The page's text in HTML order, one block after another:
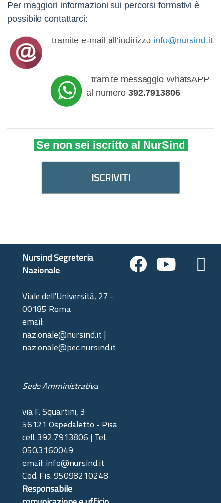
Per maggiori informazioni sui percorsi formativi è
possibile contattarci:
tramite e-mail all'indirizzo info@nursind.it
tramite messaggio WhatsAPP
al numero 392.7913806
Se non sei iscritto al NurSind
ISCRIVITI
Nursind Segreteria
Nazionale
Viale dell'Università, 27 -
00185 Roma
email:
nazionale@nursind.it |
nazionale@pec.nursind.it
Sede Amministrativa
via F. Squartini, 3
56121 Ospedaletto - Pisa
cell. 392.7913806 | Tel.
050.3160049
email: info@nursind.it
Cod. Fis. 95098210248
Responsabile